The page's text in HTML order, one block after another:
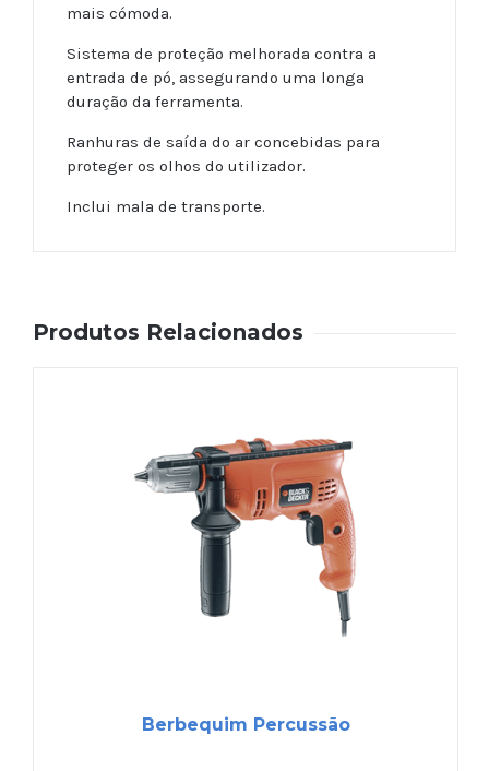
mais cómoda.
Sistema de proteção melhorada contra a
entrada de pó, assegurando uma longa
duração da ferramenta.
Ranhuras de saída do ar concebidas para
proteger os olhos do utilizador.
Inclui mala de transporte.
Produtos Relacionados
Berbequim Percussão